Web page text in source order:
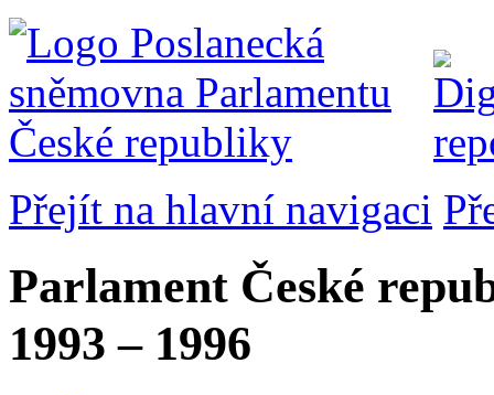
Přejít na hlavní navigaci
Parlament České
1993 – 1996